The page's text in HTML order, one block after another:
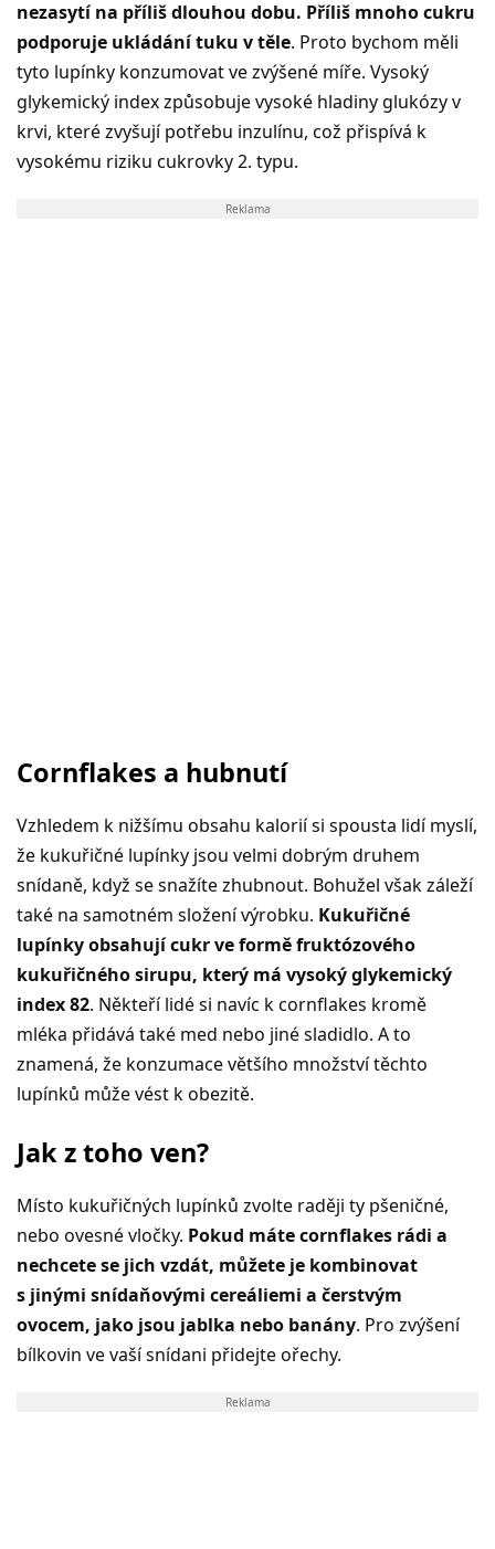
nezasytí na příliš dlouhou dobu. Příliš mnoho cukru
podporuje ukládání tuku v těle. Proto bychom měli
tyto lupínky konzumovat ve zvýšené míře. Vysoký
glykemický index způsobuje vysoké hladiny glukózy v
krvi, které zvyšují potřebu inzulínu, což přispívá k
vysokému riziku cukrovky 2. typu.
Reklama
Cornflakes a hubnutí
Vzhledem k nižšímu obsahu kalorií si spousta lidí myslí,
že kukuřičné lupínky jsou velmi dobrým druhem
snídaně, když se snažíte zhubnout. Bohužel však záleží
také na samotném složení výrobku. Kukuřičné
lupínky obsahují cukr ve formě fruktózového
kukuřičného sirupu, který má vysoký glykemický
index 82. Někteří lidé si navíc k cornflakes kromě
mléka přidává také med nebo jiné sladidlo. A to
znamená, že konzumace většího množství těchto
lupínků může vést k obezitě.
Jak z toho ven?
Místo kukuřičných lupínků zvolte raději ty pšeničné,
nebo ovesné vločky. Pokud máte cornflakes rádi a
nechcete se jich vzdát, můžete je kombinovat
s jinými snídaňovými cereáliemi a čerstvým
ovocem, jako jsou jablka nebo banány. Pro zvýšení
bílkovin ve vaší snídani přidejte ořechy.
Reklama